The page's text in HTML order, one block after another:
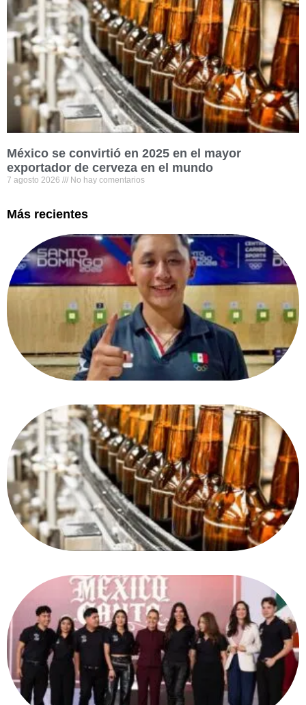
México se convirtió en 2025 en el mayor
exportador de cerveza en el mundo
7 agosto 2026 No hay comentarios
Más recientes